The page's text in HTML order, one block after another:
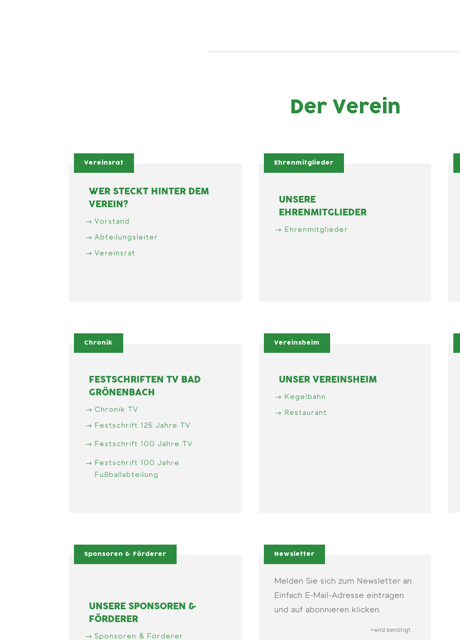
Der Verein
Vereinsrat
WER STECKT HINTER DEM
VEREIN?
Vorstand
Abteilungsleiter
Vereinsrat
Ehrenmitglieder
UNSERE
EHRENMITGLIEDER
Ehrenmitglieder
Chronik
FESTSCHRIFTEN TV BAD
GRÖNENBACH
Chronik TV
Festschrift 125 Jahre TV
Festschrift 100 Jahre TV
Festschrift 100 Jahre
Fußballabteilung
Vereinsheim
UNSER VEREINSHEIM
Kegelbahn
Restaurant
Sponsoren & Förderer
UNSERE SPONSOREN &
FÖRDERER
Sponsoren & Förderer
Newsletter
Melden Sie sich zum Newsletter an.
Einfach E-Mail-Adresse eintragen
und auf abonnieren klicken.
*wird benötigt